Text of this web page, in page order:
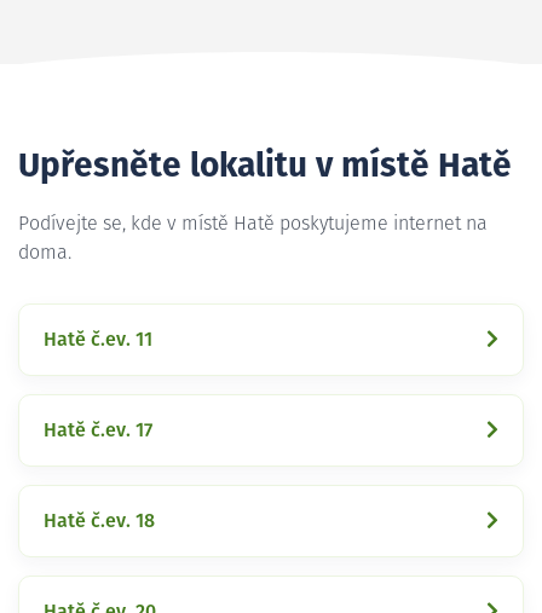
Upřesněte lokalitu v místě Hatě
Podívejte se, kde v místě Hatě poskytujeme internet na
doma.
Hatě č.ev. 11
Hatě č.ev. 17
Hatě č.ev. 18